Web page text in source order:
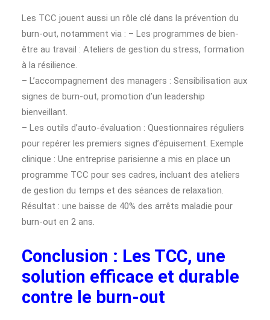
Les TCC jouent aussi un rôle clé dans la prévention du
burn-out, notamment via : – Les programmes de bien-
être au travail : Ateliers de gestion du stress, formation
à la résilience.
– L’accompagnement des managers : Sensibilisation aux
signes de burn-out, promotion d’un leadership
bienveillant.
– Les outils d’auto-évaluation : Questionnaires réguliers
pour repérer les premiers signes d’épuisement. Exemple
clinique : Une entreprise parisienne a mis en place un
programme TCC pour ses cadres, incluant des ateliers
de gestion du temps et des séances de relaxation.
Résultat : une baisse de 40% des arrêts maladie pour
burn-out en 2 ans.
Conclusion : Les TCC, une
solution efficace et durable
contre le burn-out